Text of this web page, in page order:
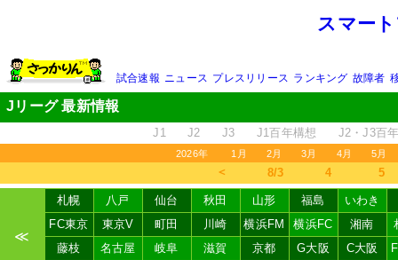
スマー
試合速報 ニュース プレスリリース ランキング 故障者
Jリーグ 最新情報
J1 J2 J3 J1百年構想 J2・J3百
2026年 1月 2月 3月 4月 5月
＜ 8/3 4 5
≪
札幌 八戸 仙台 秋田 山形 福島
いわき
FC東京
東京V 町田 川崎 横浜FM 横浜FC 湘南
藤枝
名古屋 岐阜 滋賀 京都 G大阪 C大阪